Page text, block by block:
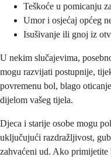
Teškoće u pomicanju
Umor i osjećaj općeg
Isušivanje ili gnoj iz
U nekim slučajevima,
mogu razvijati postupnije,
povremenu bol, blago
dijelom vašeg tijela.
Djeca i starije osobe mogu
uključujući razdražljivost,
zahvaćeni ud. Ako